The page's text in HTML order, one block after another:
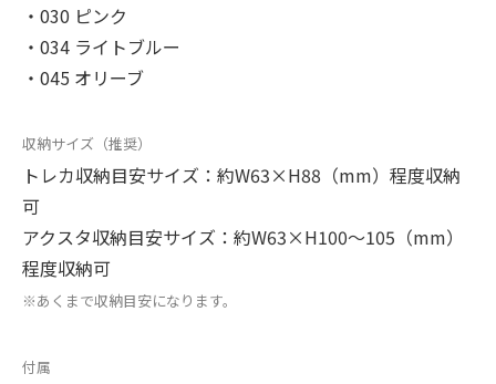
・030 ピンク
・034 ライトブルー
・045 オリーブ
収納サイズ（推奨）
トレカ収納目安サイズ：約W63×H88（mm）程度収納
可
アクスタ収納目安サイズ：約W63×H100～105（mm）
程度収納可
※あくまで収納目安になります。
付属